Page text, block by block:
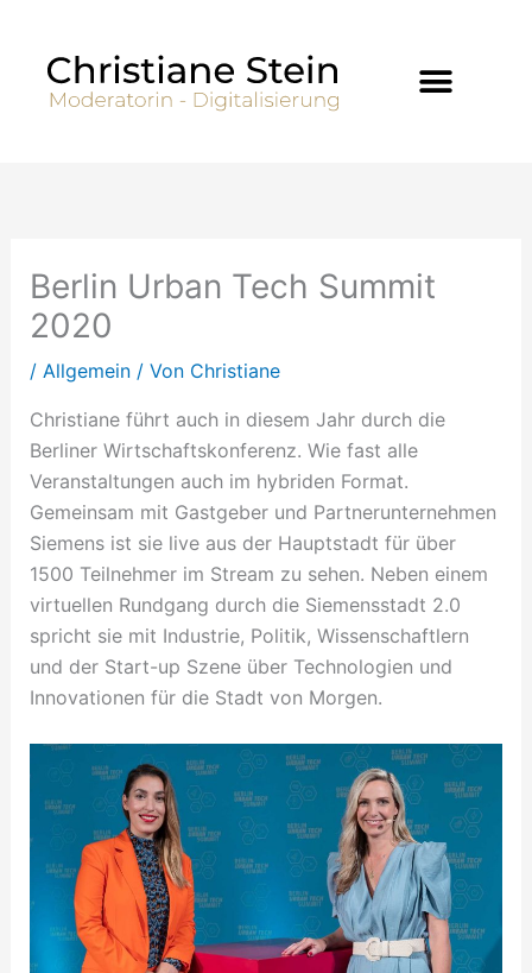
springen
Berlin Urban Tech Summit
2020
/ Allgemein/ Von Christiane
Christiane führt auch in diesem Jahr durch die
Berliner Wirtschaftskonferenz. Wie fast alle
Veranstaltungen auch im hybriden Format.
Gemeinsam mit Gastgeber und Partnerunternehmen
Siemens ist sie live aus der Hauptstadt für über
1500 Teilnehmer im Stream zu sehen. Neben einem
virtuellen Rundgang durch die Siemensstadt 2.0
spricht sie mit Industrie, Politik, Wissenschaftlern
und der Start-up Szene über Technologien und
Innovationen für die Stadt von Morgen.